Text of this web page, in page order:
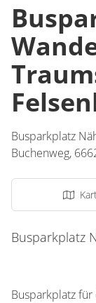
Busparkplatz
Buchenweg,
Busparkplatz
Busparkplatz